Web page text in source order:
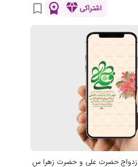
اشتراکیdiamond
workspace_premium
bookmark_border
حضرت علی و حضرت زهرا س